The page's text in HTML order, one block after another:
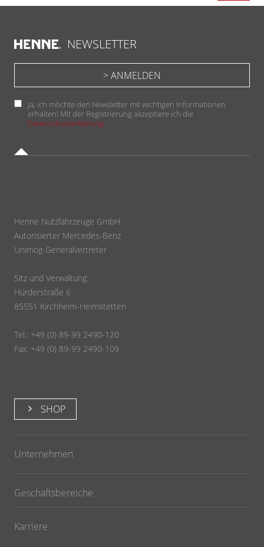
NEWSLETTER
Ja, ich möchte den Newsletter mit wichtigen Informationen
erhalten! Mit der Registrierung akzeptiere ich die
Datenschutzerklärung.
Henne Nutzfahrzeuge GmbH
Autorisierter Mercedes-Benz
Unimog-Generalvertreter
Sitz und Verwaltung:
Hürderstraße 6
85551 Kirchheim-Heimstetten
Tel.: +49 (0) 89-99 2490-120
Fax: +49 (0) 89-99 2490-109
SHOP
Unternehmen
Geschäftsbereiche
Karriere